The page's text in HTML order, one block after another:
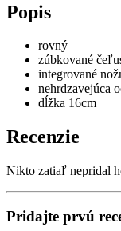
Popis
rovný
zúbkované
integrované
nehrdzavejúca
dĺžka 16cm
Recenzie
Nikto zatiaľ nepridal
Pridajte prvú